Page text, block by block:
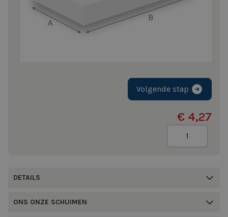
Volgende stap
€ 4,27
DETAILS
ONS ONZE SCHUIMEN